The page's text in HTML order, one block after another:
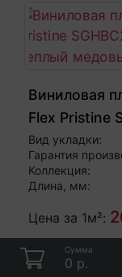
Сумма
0 р.
Виниловая
Flex Pristine
Морской
Вид укладки:
Гарантия
Коллекция:
Длина, мм:
Цена за 1м²: